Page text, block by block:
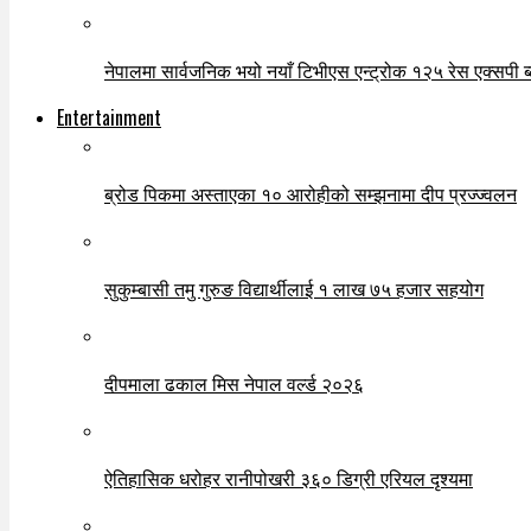
नेपालमा सार्वजनिक भयो नयाँ टिभीएस एन्ट्रोक १२५ रेस एक्सपी
Entertainment
ब्रोड पिकमा अस्ताएका १० आरोहीको सम्झनामा दीप प्रज्ज्वलन
सुकुम्बासी तमु गुरुङ विद्यार्थीलाई १ लाख ७५ हजार सहयोग
दीपमाला ढकाल मिस नेपाल वर्ल्ड २०२६
ऐतिहासिक धरोहर रानीपोखरी ३६० डिग्री एरियल दृश्यमा